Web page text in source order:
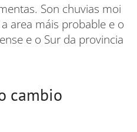
Son chuvias moi
area máis probable e o
e o Sur da provincia
cambio